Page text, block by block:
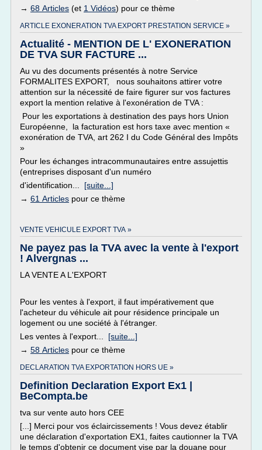
→ 68 Articles (et 1 Vidéos) pour ce thème
ARTICLE EXONERATION TVA EXPORT PRESTATION SERVICE »
Actualité - MENTION DE L' EXONERATION
DE TVA SUR FACTURE ...
Au vu des documents présentés à notre Service
FORMALITES EXPORT, nous souhaitons attirer votre
attention sur la nécessité de faire figurer sur vos factures
export la mention relative à l'exonération de TVA :
Pour les exportations à destination des pays hors Union
Européenne, la facturation est hors taxe avec mention «
exonération de TVA, art 262 I du Code Général des Impôts
»
Pour les échanges intracommunautaires entre assujettis
(entreprises disposant d'un numéro
d'identification... [suite...]
→ 61 Articles pour ce thème
VENTE VEHICULE EXPORT TVA »
Ne payez pas la TVA avec la vente à l'export
! Alvergnas ...
LA VENTE A L'EXPORT
Pour les ventes à l'export, il faut impérativement que
l'acheteur du véhicule ait pour résidence principale un
logement ou une société à l'étranger.
Les ventes à l'export... [suite...]
→ 58 Articles pour ce thème
DECLARATION TVA EXPORTATION HORS UE »
Definition Declaration Export Ex1 |
BeCompta.be
tva sur vente auto hors CEE
[...] Merci pour vos éclaircissements ! Vous devez établir
une déclaration d'exportation EX1, faites cautionner la TVA
le temps d'obtenir ce document vise par la douane pour